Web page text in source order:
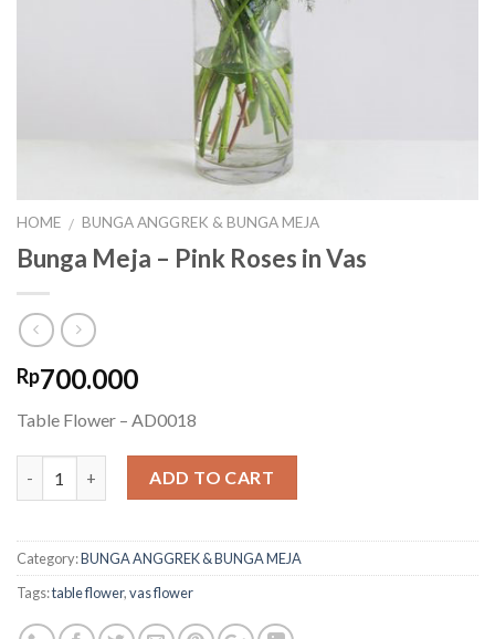
HOME / BUNGA ANGGREK & BUNGA MEJA
Bunga Meja – Pink Roses in Vas
Rp700.000
Table Flower – AD0018
ADD TO CART
Category:BUNGA ANGGREK & BUNGA MEJA
Tags:table flower,vas flower